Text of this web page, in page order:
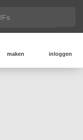
maken inloggen